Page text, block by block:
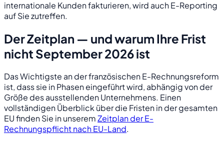
internationale Kunden fakturieren, wird auch E-Reporting
auf Sie zutreffen.
Der Zeitplan — und warum Ihre Frist
nicht September 2026 ist
Das Wichtigste an der französischen E-Rechnungsreform
ist, dass sie in Phasen eingeführt wird, abhängig von der
Größe des ausstellenden Unternehmens. Einen
vollständigen Überblick über die Fristen in der gesamten
EU finden Sie in unseremZeitplan der E-
Rechnungspflicht nach EU-Land.